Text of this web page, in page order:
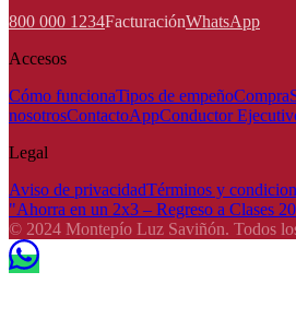
800 000 1234FacturaciónWhatsApp
Accesos
Cómo funcionaTipos de empeñoCompra
nosotrosContactoAppConductor
Legal
Aviso de privacidadTérminos y
"Ahorra en un 2x3 – Regreso a Clases
© 2024 Montepío Luz Saviñón. Todos